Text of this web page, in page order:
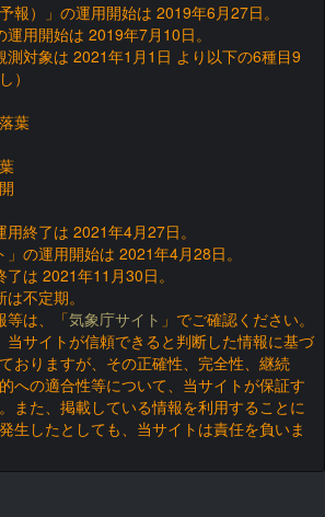
報）」の運用開始は 2019年6月27日。
用開始は 2019年7月10日。
測対象は 2021年1月1日 より以下の6種目9
）
葉
終了は 2021年4月27日。
の運用開始は 2021年4月28日。
は 2021年11月30日。
不定期。
等は、「気象庁サイト 」でご確認ください。
当サイトが信頼できると判断した情報に基づ
おりますが、その正確性、完全性、継続
への適合性等について、当サイトが保証す
また、掲載している情報を利用することに
生したとしても、当サイトは責任を負いま